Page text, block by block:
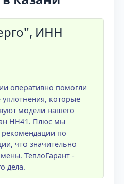
ИНН
оперативно помогли
которые
модели нашего
НН41. Плюс мы
по
что значительно
ТеплоГарант -
дела.